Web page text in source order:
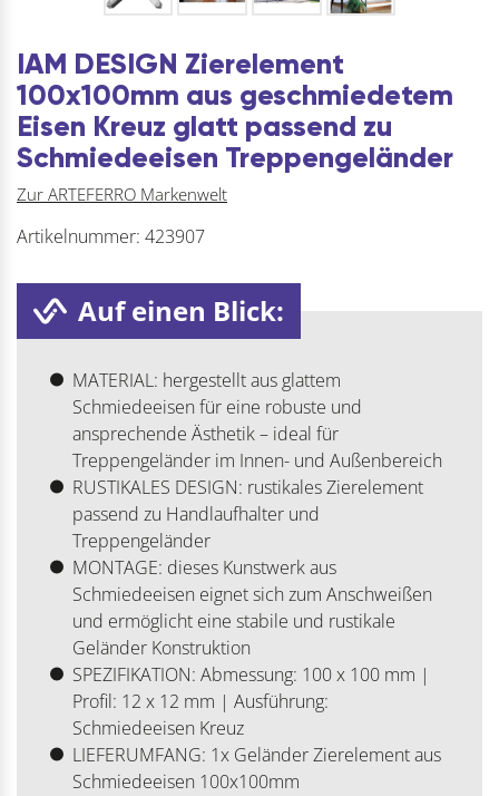
IAM DESIGN Zierelement
100x100mm aus geschmiedetem
Eisen Kreuz glatt passend zu
Schmiedeeisen Treppengeländer
Zur ARTEFERRO Markenwelt
Artikelnummer: 423907
Auf einen Blick:
MATERIAL: hergestellt aus glattem
Schmiedeeisen für eine robuste und
ansprechende Ästhetik – ideal für
Treppengeländer im Innen- und Außenbereich
RUSTIKALES DESIGN: rustikales Zierelement
passend zu Handlaufhalter und
Treppengeländer
MONTAGE: dieses Kunstwerk aus
Schmiedeeisen eignet sich zum Anschweißen
und ermöglicht eine stabile und rustikale
Geländer Konstruktion
SPEZIFIKATION: Abmessung: 100 x 100 mm |
Profil: 12 x 12 mm | Ausführung:
Schmiedeeisen Kreuz
LIEFERUMFANG: 1x Geländer Zierelement aus
Schmiedeeisen 100x100mm